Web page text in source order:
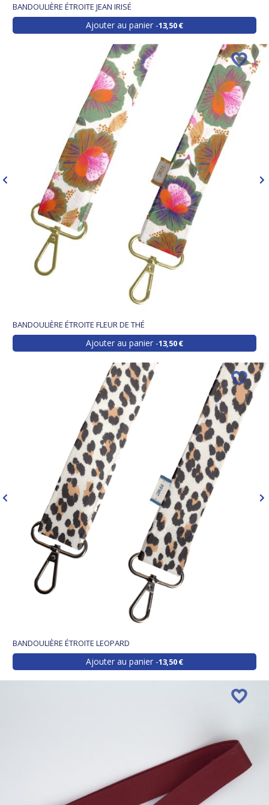
BANDOULIÈRE ÉTROITE JEAN IRISÉ
Ajouter au panier 13,50 €
BANDOULIÈRE ÉTROITE FLEUR DE THÉ
Ajouter au panier 13,50 €
BANDOULIÈRE ÉTROITE LEOPARD
Ajouter au panier 13,50 €